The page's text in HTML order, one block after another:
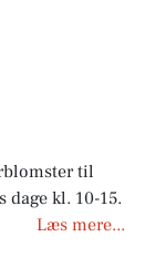
til
dage kl. 10-15.
Læs mere...